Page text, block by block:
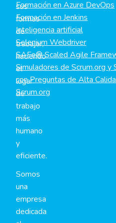
sus
formas
de
trabajar,
haciendo
el
lugar
de
trabajo
más
humano
y
eficiente.
Somos
una
empresa
dedicada
Formación en Azure DevOps
Formación en Jenkins
Inteligencia artificial
Selenium Webdriver
SAFe® Scaled Agile
Simuladores de Scrum.org
con Preguntas de Alta
Scrum.org